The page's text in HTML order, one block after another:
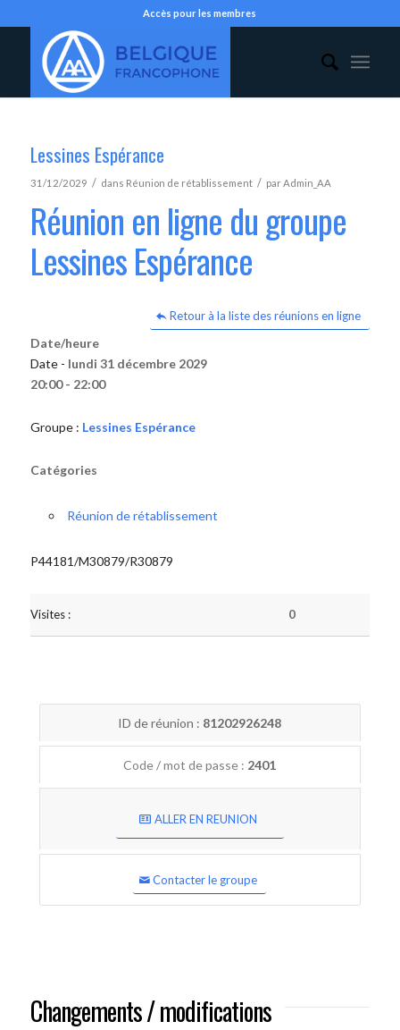
Accès pour les membres
Lessines Espérance
31/12/2029 / dans Réunion de rétablissement / parAdmin_AA
Réunion en ligne du groupe
Lessines Espérance
Retour à la liste des réunions en ligne
Date/heure
Date - lundi 31 décembre 2029
20:00 - 22:00
Groupe : Lessines Espérance
Catégories
Réunion de rétablissement
P44181/M30879/R30879
Visites : 0
ID de réunion : 81202926248
Code / mot de passe : 2401
ALLER EN REUNION
Contacter le groupe
Changements / modifications